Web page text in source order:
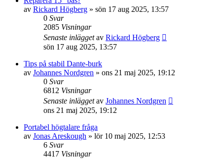
av Rickard Högberg » sön 17 aug 2025, 13:57
0 Svar
2085 Visningar
Senaste inläggetav Rickard Högberg
sön 17 aug 2025, 13:57
Tips på stabil Dante-burk
av Johannes Nordgren » ons 21 maj 2025, 19:12
0 Svar
6812 Visningar
Senaste inläggetav Johannes Nordgren
ons 21 maj 2025, 19:12
Portabel högtalare fråga
av Jonas Areskough » lör 10 maj 2025, 12:53
6 Svar
4417 Visningar